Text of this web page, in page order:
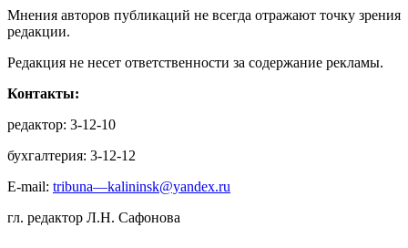
Мнения авторов публикаций не всегда отражают точку зрения
редакции.
Редакция не несет ответственности за содержание рекламы.
Контакты:
редактор: 3-12-10
бухгалтерия: 3-12-12
E-mail: tribuna—kalininsk@yandex.ru
гл. редактор Л.Н. Сафонова